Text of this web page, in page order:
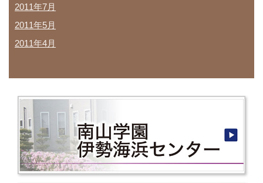
2011年7月
2011年5月
2011年4月